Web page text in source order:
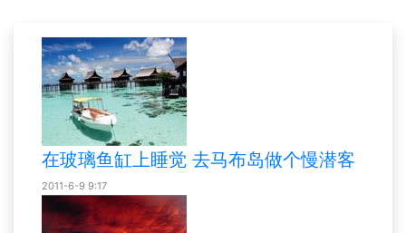
在玻璃鱼缸上睡觉 去马布岛做个慢潜客
2011-6-9 9:17